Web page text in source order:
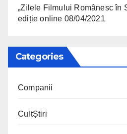
„Zilele Filmului Românesc în
ediție online 08/04/2021
Categories
Companii
CultȘtiri